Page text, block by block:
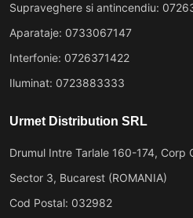
Supraveghere si antincendiu:
Aparataje: 0733067147
Interfonie: 0726371422
Iluminat: 0723883333
Urmet Distribution SRL
Drumul Intre Tarlale 160-174, Corp
Sector 3, Bucarest (ROMANIA)
Cod Postal: 032982